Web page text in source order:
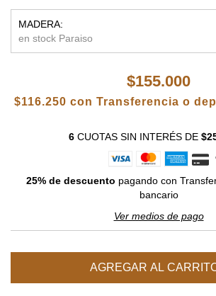
MADERA:
en stock Paraiso
$155.000
$116.250 con Transferencia o
6CUOTAS SIN INTERÉSDE
25% de descuento pagando con
bancario
Ver medios de pago